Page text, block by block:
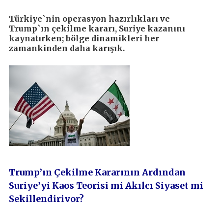
Türkiye`nin operasyon hazırlıkları ve
Trump`ın çekilme kararı, Suriye kazanını
kaynatırken; bölge dinamikleri her
zamankinden daha karışık.
Trump’ın Çekilme Kararının Ardından
Suriye’yi Kaos Teorisi mi Akılcı Siyaset mi
Şekillendiriyor?